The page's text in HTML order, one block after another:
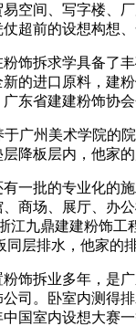
间、写字楼、厂
超前的设想构想
拆求学具备了丰
的进口原料，建
东省建建粉饰协
州美术学院的院
降板层内，他家的
批的专业化的施
商场、展厅、办
江九鼎建建粉饰
层排水，他家的
拆业多年，是广
司。卧室内测得
国室内设想大赛一